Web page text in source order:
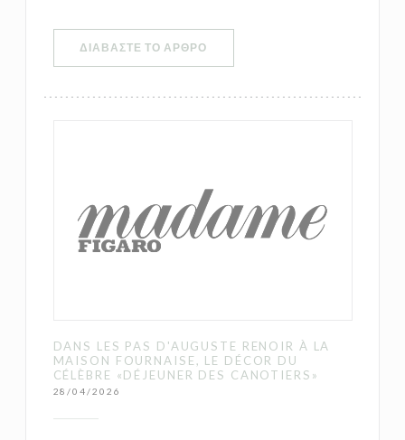
ΔΙΑΒΆΣΤΕ ΤΟ ΆΡΘΡΟ
DANS LES PAS D'AUGUSTE RENOIR À LA
MAISON FOURNAISE, LE DÉCOR DU
CÉLÈBRE «DÉJEUNER DES CANOTIERS»
28/04/2026